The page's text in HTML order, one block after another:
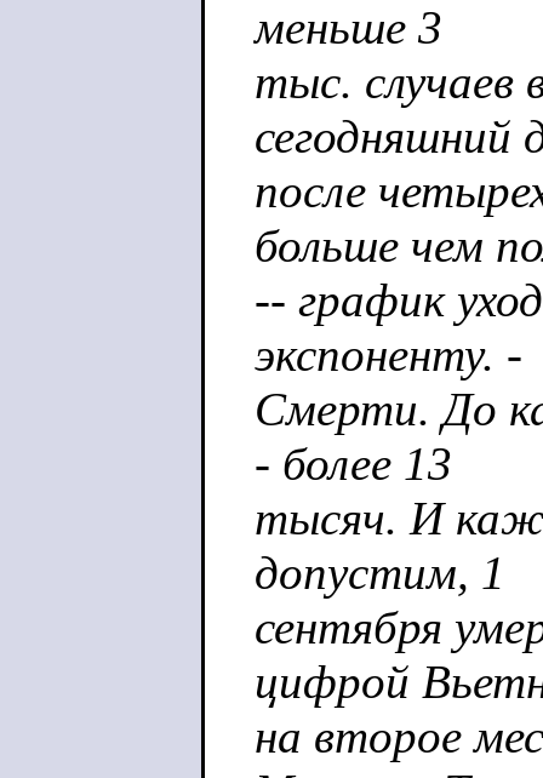
меньше 3
тыс. случаев
сегодняшний
после
больше чем
-- график
экспоненту. -
Смерти. До
- более 13
тысяч. И
допустим, 1
сентября
цифрой
на второе